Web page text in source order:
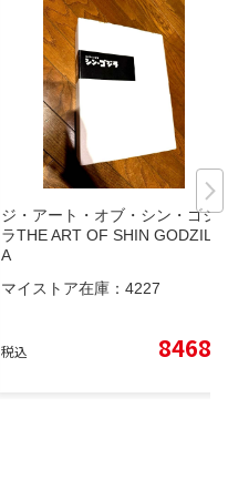
ジ・アート・オブ・シン・ゴジ
ラTHE ART OF SHIN GODZILL
A
マイストア在庫： 4227
税込 8468